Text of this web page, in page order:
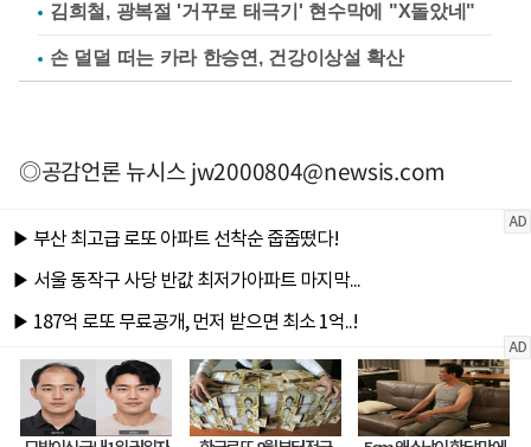
김희철, 광복절 '거꾸로 태극기' 현수막에 "X돌았네"
손 덜덜 떠는 카라 한승연, 건강이상설 확산
◎공감언론 뉴시스jw2000804@newsis.com